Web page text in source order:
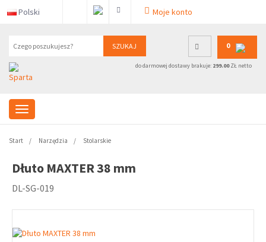
Polski Moje konto
SZUKAJ 0
do darmowej dostawy brakuje: 299.00ZŁ netto
Start Narzędzia Stolarskie
Dłuto MAXTER 38 mm
DL-SG-019